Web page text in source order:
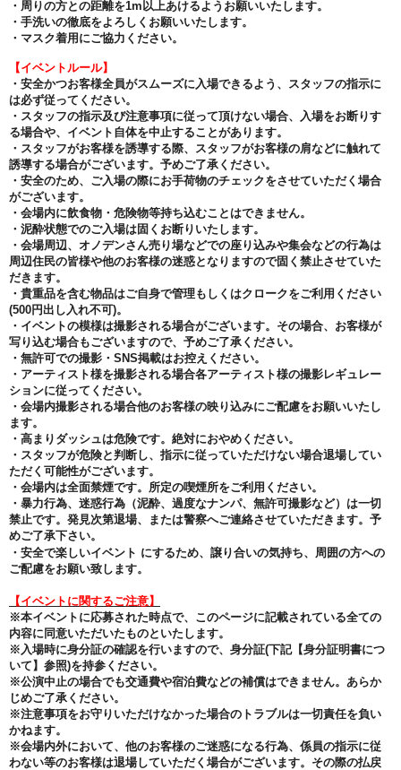
・周りの方との距離を1m以上あけるようお願いいたします。
・手洗いの徹底をよろしくお願いいたします。
・マスク着用にご協力ください。
【イベントルール】
・安全かつお客様全員がスムーズに入場できるよう、スタッフの指示に
は必ず従ってください。
・スタッフの指示及び注意事項に従って頂けない場合、入場をお断りす
る場合や、イベント自体を中止することがあります。
・スタッフがお客様を誘導する際、スタッフがお客様の肩などに触れて
誘導する場合がございます。予めご了承ください。
・安全のため、ご入場の際にお手荷物のチェックをさせていただく場合
がございます。
・会場内に飲食物・危険物等持ち込むことはできません。
・泥酔状態でのご入場は固くお断りいたします。
・会場周辺、オノデンさん売り場などでの座り込みや集会などの行為は
周辺住民の皆様や他のお客様の迷惑となりますので固く禁止させていた
だきます。
・貴重品を含む物品はご自身で管理もしくはクロークをご利用ください
(500円出し入れ不可)。
・イベントの模様は撮影される場合がございます。その場合、お客様が
写り込む場合もございますので、予めご了承ください。
・無許可での撮影・SNS掲載はお控えください。
・アーティスト様を撮影される場合各アーティスト様の撮影レギュレー
ションに従ってください。
・会場内撮影される場合他のお客様の映り込みにご配慮をお願いいたし
ます。
・高まりダッシュは危険です。絶対におやめください。
・スタッフが危険と判断し、指示に従っていただけない場合退場してい
ただく可能性がございます。
・会場内は全面禁煙です。所定の喫煙所をご利用ください。
・暴力行為、迷惑行為（泥酔、過度なナンパ、無許可撮影など）は一切
禁止です。発見次第退場、または警察へご連絡させていただきます。予
めご了承下さい。
・安全で楽しいイベント にするため、譲り合いの気持ち、周囲の方への
ご配慮をお願い致します。
【イベントに関するご注意】
※本イベントに応募された時点で、このページに記載されている全ての
内容に同意いただいたものといたします。
※入場時に身分証の確認を行いますので、身分証(下記【身分証明書につ
いて】参照)を持参ください。
※公演中止の場合でも交通費や宿泊費などの補償はできません。あらか
じめご了承ください。
※注意事項をお守りいただけなかった場合のトラブルは一切責任を負い
かねます。
※会場内外において、他のお客様のご迷惑になる行為、係員の指示に従
わない等のお客様は退場していただく場合がございます。その際の払戻